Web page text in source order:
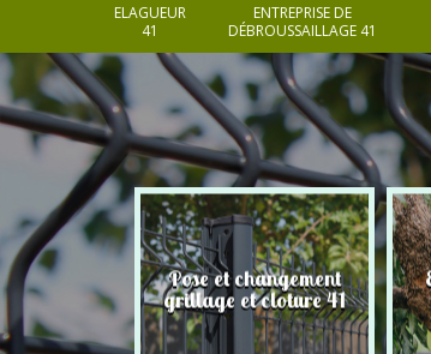
ELAGUEUR
41
ENTREPRISE DE
DÉBROUSSAILLAGE 41
41 Pose et changement
grillage et cloture 41